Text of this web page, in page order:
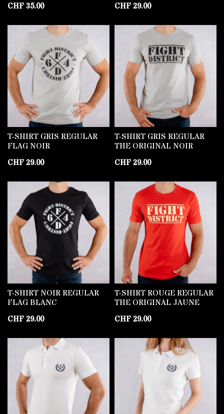
CHF 35.00
CHF29.00
T-SHIRT GRIS REGULAR
FLAG NOIR
CHF29.00
T-SHIRT GRIS REGULAR
THE ORIGINAL NOIR
CHF29.00
T-SHIRT NOIR REGULAR
FLAG BLANC
CHF29.00
T-SHIRT ROUGE REGULAR
THE ORIGINAL JAUNE
CHF29.00